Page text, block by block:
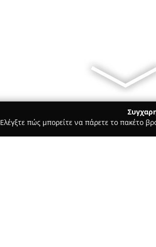
Ελέγξτε πώς μπορείτε να πάρετε το πακέτο